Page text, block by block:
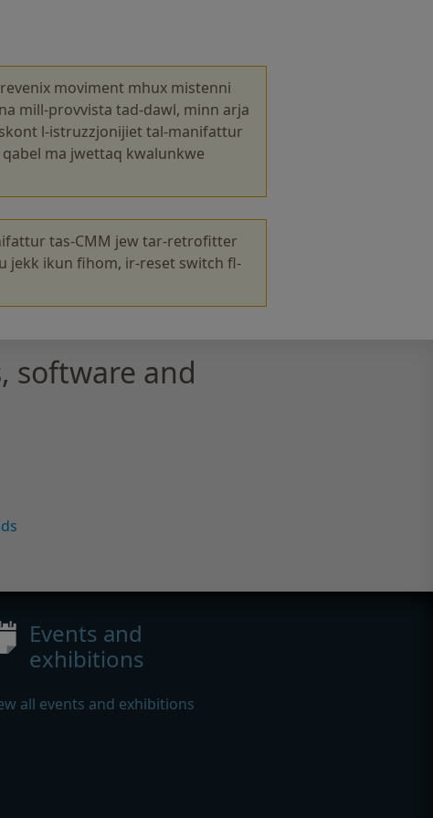
moviment mhux mistenni
mill-provvista tad-dawl, minn arja
l-istruzzjonijiet tal-manifattur
ma jwettaq kwalunkwe
tas-CMM jew tar-retrofitter
jekk ikun fihom, ir-reset switch fl-
software and
Events and
exhibitions
all events and exhibitions